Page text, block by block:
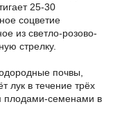
25-30
соцветие
из светло-розово-
стрелку.
почвы,
лук в течение трёх
плодами-семенами в